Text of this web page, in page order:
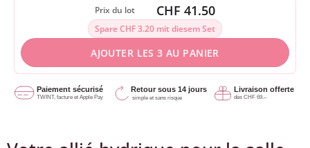
Prix du lot CHF 41.50
Spare CHF 3.20 mit diesem Set
AJOUTER LES 3 AU PANIER